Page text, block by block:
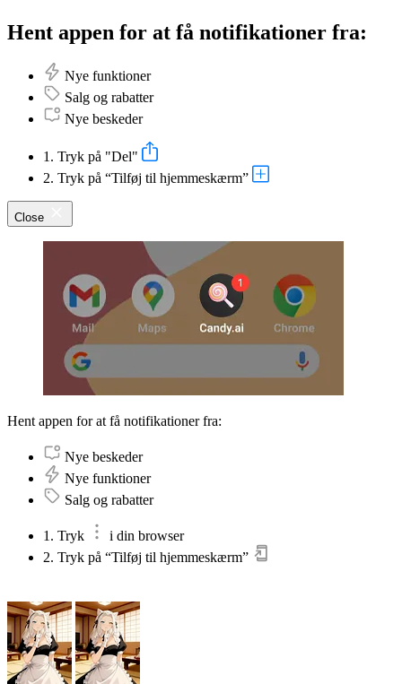
Hent appen for at få notifikationer fra:
Nye funktioner
Salg og rabatter
Nye beskeder
1. Tryk på "Del"
2. Tryk på “Tilføj til hjemmeskærm”
Close
Hent appen for at få notifikationer fra:
Nye beskeder
Nye funktioner
Salg og rabatter
1. Tryk
i din browser
2. Tryk på “Tilføj til hjemmeskærm”